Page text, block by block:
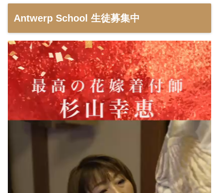
Antwerp School 生徒募集中
動
画
プ
レ
ー